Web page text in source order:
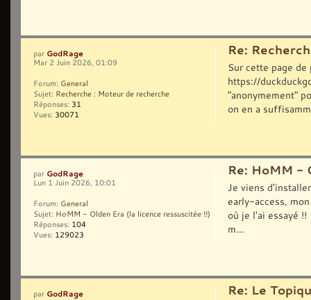
Re:
Sur cette page
https://
"anonymement"
on en a
par GodRage
Mar 2 Juin 2026, 01:09
Forum: General
Sujet: Recherche : Moteur de recherche
Réponses: 31
Vues: 30071
Re: HoMM -
Je viens
early-access,
où je l'ai essayé
m...
par GodRage
Lun 1 Juin 2026, 10:01
Forum: General
Sujet: HoMM - Olden Era (la licence ressuscitée !!)
Réponses: 104
Vues: 129023
Re: Le
par GodRage